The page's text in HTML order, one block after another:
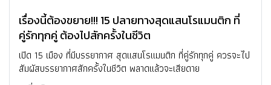
เรื่องนี้ต้องขยาย!!! 15 ปลายทางสุดแสนโรแมนติก ที่
คู่รักทุกคู่ ต้องไปสักครั้งในชีวิต
เปิด 15 เมือง ที่มีบรรยากาศ สุดแสนโรแมนติก ที่คู่รักทุกคู่ ควรจะไป
สัมผัสบรรยากาศสักครั้งในชีวิต พลาดแล้วจะเสียดาย